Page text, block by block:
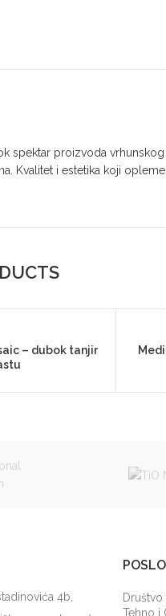
spektar proizvoda
Kvalitet i estetika koji
– dubok tanjir
4b,
Tehno i